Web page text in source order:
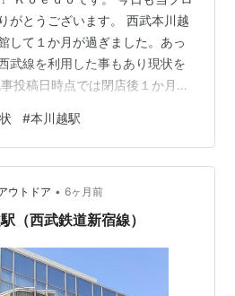
がとうございます。 西武本川越
して１か月が過ぎました。あっ
武線を利用した事もあり現状を
投稿日時点では閉店後１か月が
撮影。いつもと変わらないよう
に寄ってみると入口は閉鎖、シ
りており、明らかに営業してい
り口に貼ってあるポスターで
札がある自由通路へ行ってみま
#本川越駅
ウトドア • 6ヶ月前
（西武鉄道新宿線）